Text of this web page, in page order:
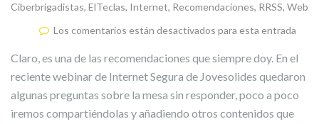
Ciberbrigadistas, ElTeclas, Internet, Recomendaciones, RRSS, Web
Los comentarios están desactivados para esta entrada
Claro, es una de las recomendaciones que siempre doy. En el
reciente webinar de Internet Segura de Jovesolides quedaron
algunas preguntas sobre la mesa sin responder, poco a poco
iremos compartiéndolas y añadiendo otros contenidos que